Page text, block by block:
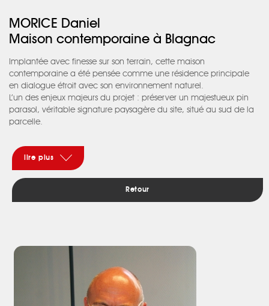
MORICE Daniel
Maison contemporaine à Blagnac
Implantée avec finesse sur son terrain, cette maison
contemporaine a été pensée comme une résidence principale
en dialogue étroit avec son environnement naturel.
L’un des enjeux majeurs du projet : préserver un majestueux pin
parasol, véritable signature paysagère du site, situé au sud de la
parcelle.
volontairement à la limite séparative ouest. Ce choix
d’implantation permet au pin de jouer pleinement son rôle de
filtre naturel, offrant ombre et fraîcheur à la maison tout au long
de la journée.
Côté ouest, la façade largement vitrée s’ouvre généreusement sur
À l’intérieur, le hall d’entrée déplafonné accueille un escalier
sculptural, créant une relation visuelle directe entre le rez-de-
chaussée et la coursive de l’étage. Les volumes dialoguent, la
lumière circule et les perspectives se multiplient.
La cuisine, organisée autour d’un îlot central, s’ouvre
lire plus
Retour